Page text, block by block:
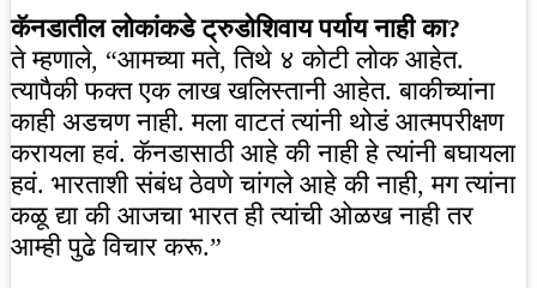
कॅनडातील लोकांकडे ट्रुडोशिवाय पर्याय नाही का?
ते म्हणाले, “आमच्या मते, तिथे ४ कोटी लोक आहेत.
त्यापैकी फक्त एक लाख खलिस्तानी आहेत. बाकीच्यांना
काही अडचण नाही. मला वाटतं त्यांनी थोडं आत्मपरीक्षण
करायला हवं. कॅनडासाठी आहे की नाही हे त्यांनी बघायला
हवं. भारताशी संबंध ठेवणे चांगले आहे की नाही, मग त्यांना
कळू द्या की आजचा भारत ही त्यांची ओळख नाही तर
आम्ही पुढे विचार करू.”